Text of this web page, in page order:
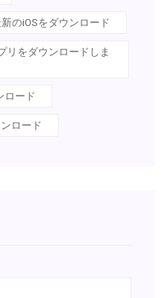
のiOSをダウンロード
リをダウンロードしま
ロード
ロード